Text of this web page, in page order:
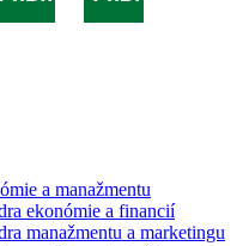
a manažmentu
ekonómie a financií
manažmentu a marketingu